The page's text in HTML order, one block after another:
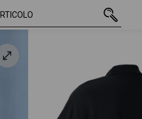
S 18,18 €